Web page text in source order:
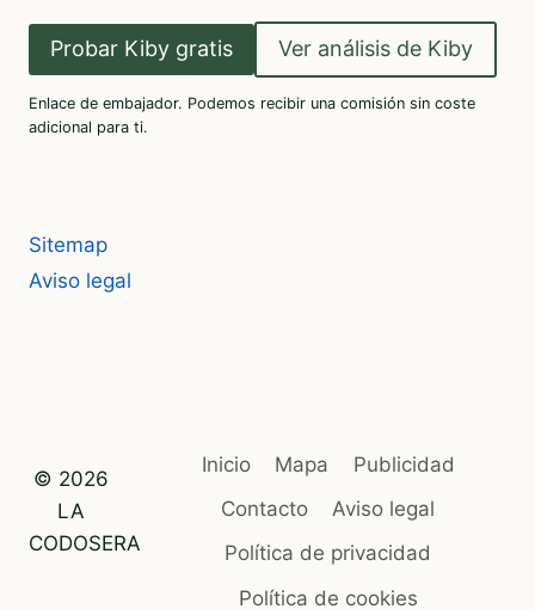
Probar Kiby gratis Ver análisis de Kiby
Enlace de embajador. Podemos recibir una comisión sin coste
adicional para ti.
Sitemap
Aviso legal
© 2026
LA
CODOSERA
Inicio Mapa
Publicidad
Contacto
Aviso legal
Política de privacidad
Política de cookies